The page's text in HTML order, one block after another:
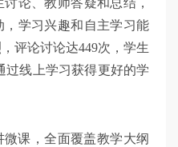
论、教师答疑和总结，
学习兴趣和自主学习能
评论讨论达449次，学生
过线上学习获得更好的学
课，全面覆盖教学大纲